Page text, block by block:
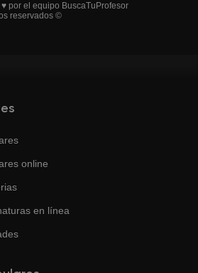
por el equipo BuscaTuProfesor
reservados ©
online
en línea